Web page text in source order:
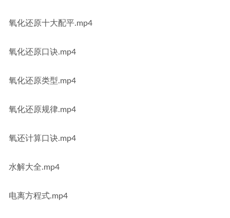
氧化还原十大配平.mp4
氧化还原口诀.mp4
氧化还原类型.mp4
氧化还原规律.mp4
氧还计算口诀.mp4
水解大全.mp4
电离方程式.mp4